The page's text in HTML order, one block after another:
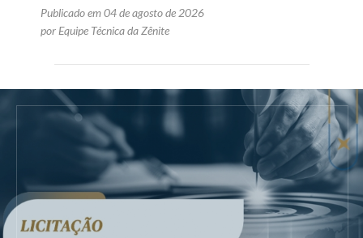
Publicado em 04 de agosto de 2026
por Equipe Técnica da Zênite